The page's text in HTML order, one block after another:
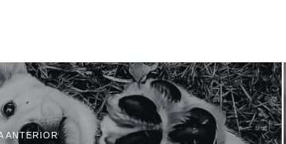
ANTERIOR